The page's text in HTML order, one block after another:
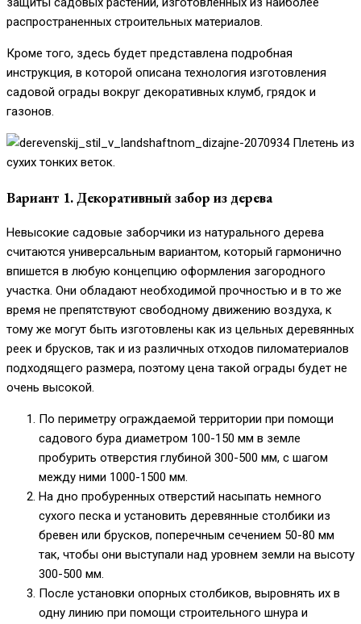
распространенных строительных материалов.
Кроме того, здесь будет представлена подробная
инструкция, в которой описана технология изготовления
садовой ограды вокруг декоративных клумб, грядок и
газонов.
Плетень из
сухих тонких веток.
Вариант 1. Декоративный забор из дерева
Невысокие садовые заборчики из натурального дерева
считаются универсальным вариантом, который гармонично
впишется в любую концепцию оформления загородного
участка. Они обладают необходимой прочностью и в то же
время не препятствуют свободному движению воздуха, к
тому же могут быть изготовлены как из цельных деревянных
реек и брусков, так и из различных отходов пиломатериалов
подходящего размера, поэтому цена такой ограды будет не
очень высокой.
По периметру ограждаемой территории при помощи
садового бура диаметром 100-150 мм в земле
пробурить отверстия глубиной 300-500 мм, с шагом
между ними 1000-1500 мм.
На дно пробуренных отверстий насыпать немного
сухого песка и установить деревянные столбики из
бревен или брусков, поперечным сечением 50-80 мм
так, чтобы они выступали над уровнем земли на высоту
300-500 мм.
После установки опорных столбиков, выровнять их в
одну линию при помощи строительного шнура и